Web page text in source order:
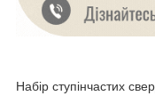
Набір ступінчастих